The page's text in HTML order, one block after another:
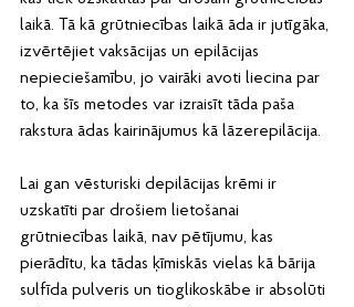
laikā. Tā kā grūtniecības laikā āda ir jutīgāka,
izvērtējiet vaksācijas un epilācijas
nepieciešamību, jo vairāki avoti liecina par
to, ka šīs metodes var izraisīt tāda paša
rakstura ādas kairinājumus kā lāzerepilācija.
Lai gan vēsturiski depilācijas krēmi ir
uzskatīti par drošiem lietošanai
grūtniecības laikā, nav pētījumu, kas
pierādītu, ka tādas ķīmiskās vielas kā bārija
sulfīda pulveris un tioglikoskābe ir absolūti